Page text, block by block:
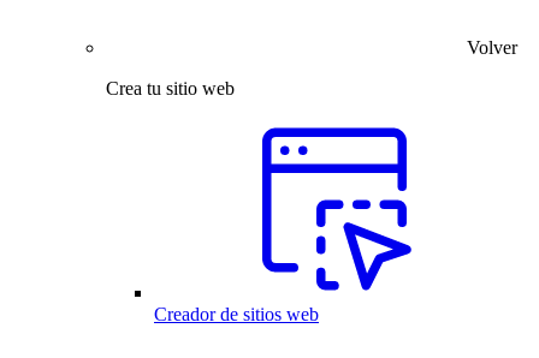
Volver
Crea tu sitio web
Creador de sitios web